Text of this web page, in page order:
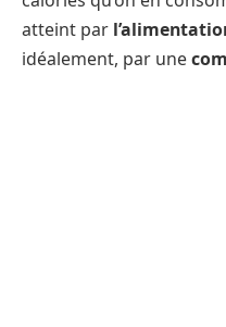
atteint par
idéalement, par une